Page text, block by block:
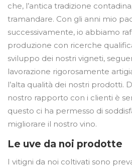
che, l’antica tradizione
tramandare. Con gli anni mio
successivamente, io abbiamo
produzione con ricerche
sviluppo dei nostri vigneti,
lavorazione rigorosamente
l’alta qualità dei nostri prodotti.
nostro rapporto con i clienti è
questo ci ha permesso di
migliorare il nostro vino.
Le uve da noi prodotte
I vitigni da noi coltivati sono